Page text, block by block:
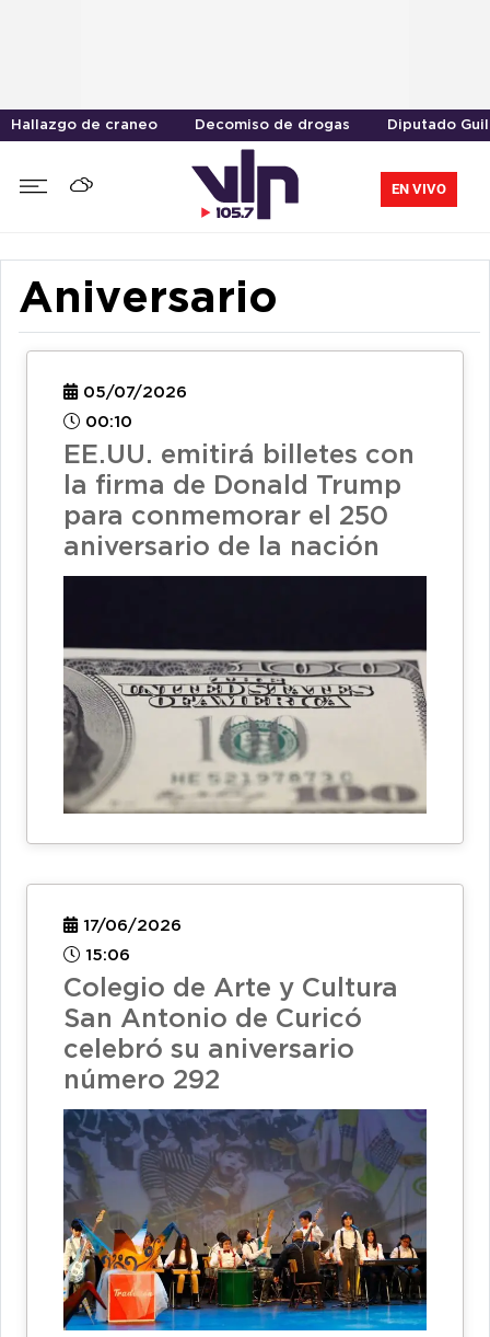
Hallazgo de craneo Decomiso de drogas Diputado
EN VIVO
Aniversario
05/07/2026
00:10
EE.UU. emitirá billetes con
la firma de Donald Trump
para conmemorar el 250
aniversario de la nación
17/06/2026
15:06
Colegio de Arte y Cultura
San Antonio de Curicó
celebró su aniversario
número 292